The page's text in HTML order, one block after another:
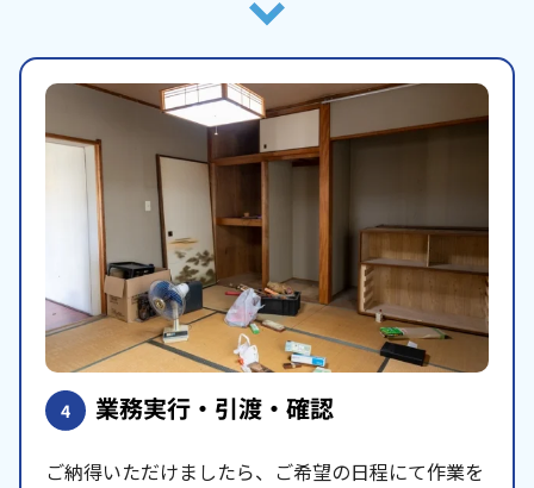
4 業務実行・引渡・確認
ご納得いただけましたら、ご希望の日程にて作業を